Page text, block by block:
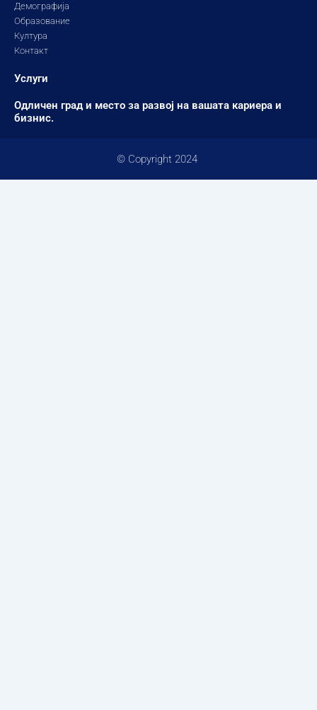
Демографија
Образование
Култура
Контакт
Услуги
Одличен град и место за развој на вашата кариера и
бизнис.
© Copyright 2024